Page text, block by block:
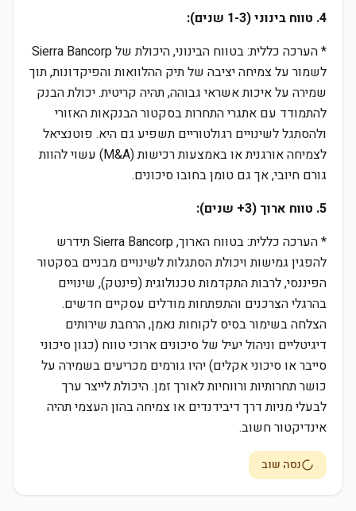
4. טווח בינוני (1-3 שנים):
* הערכה כללית: בטווח הבינוני, היכולת של Sierra Bancorp
לשמור על צמיחה יציבה של תיק ההלוואות והפיקדונות, תוך
שמירה על איכות אשראי גבוהה, תהיה קריטית. יכולת הבנק
להתמודד עם אתגרי התחרות בסקטור הבנקאות האזורי
ולהסתגל לשינויים רגולטוריים תשפיע גם היא. פוטנציאל
לצמיחה אורגנית או באמצעות רכישות (M&A) עשוי להוות
גורם חיובי, אך גם טומן בחובו סיכונים.
5. טווח ארוך (3+ שנים):
* הערכה כללית: בטווח הארוך, Sierra Bancorp תידרש
להפגין גמישות ויכולת הסתגלות לשינויים מבניים בסקטור
הפיננסי, לרבות התקדמות טכנולוגית (פינטק), שינויים
בהרגלי הצרכנים והתפתחות מודלים עסקיים חדשים.
הצלחה בשימור בסיס לקוחות נאמן, הרחבת שירותים
דיגיטליים וניהול יעיל של סיכונים ארוכי טווח (כגון סיכוני
סייבר או סיכוני אקלים) יהיו גורמים מכריעים בשמירה על
כושר תחרותיות ורווחיות לאורך זמן. היכולת לייצר ערך
לבעלי מניות דרך דיבידנדים או צמיחה בהון העצמי תהיה
אינדיקטור חשוב.
נסה שוב